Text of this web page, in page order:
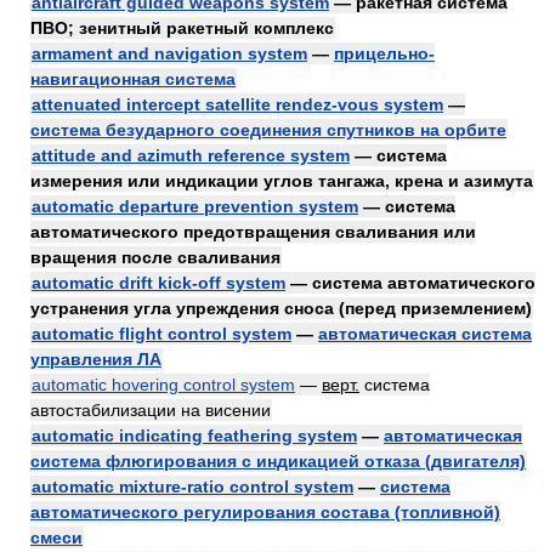
ПВО; зенитный ракетный комплекс
armament and navigation system — прицельно-
навигационная система
attenuated intercept satellite rendez-vous system —
система безударного соединения спутников на орбите
attitude and azimuth reference system — система
измерения или индикации углов тангажа, крена и азимута
automatic departure prevention system — система
автоматического предотвращения сваливания или
вращения после сваливания
automatic drift kick-off system — система автоматического
устранения угла упреждения сноса (перед приземлением)
automatic flight control system — автоматическая система
управления ЛА
automatic hovering control system — верт. система
автостабилизации на висении
automatic indicating feathering system — автоматическая
система флюгирования с индикацией отказа (двигателя)
automatic mixture-ratio control system — система
автоматического регулирования состава (топливной)
смеси